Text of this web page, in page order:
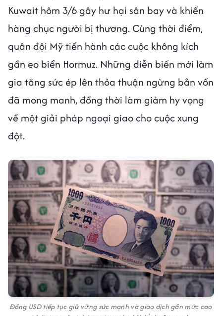
Kuwait hôm 3/6 gây hư hại sân bay và khiến
hàng chục người bị thương. Cùng thời điểm,
quân đội Mỹ tiến hành các cuộc không kích
gần eo biển Hormuz. Những diễn biến mới làm
gia tăng sức ép lên thỏa thuận ngừng bắn vốn
đã mong manh, đồng thời làm giảm hy vọng
về một giải pháp ngoại giao cho cuộc xung
đột.
Đồng USD tiếp tục giữ vững sức mạnh và giao dịch gần mức cao